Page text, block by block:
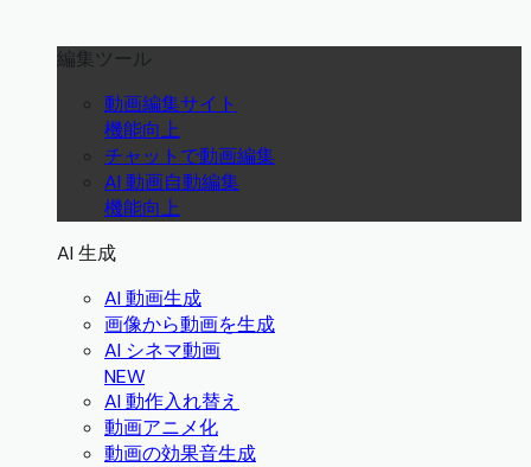
編集ツール
動画編集サイト
機能向上
チャットで動画編集
AI 動画自動編集
機能向上
AI 生成
AI 動画生成
画像から動画を生成
AI シネマ動画
NEW
AI 動作入れ替え
動画アニメ化
動画の効果音生成